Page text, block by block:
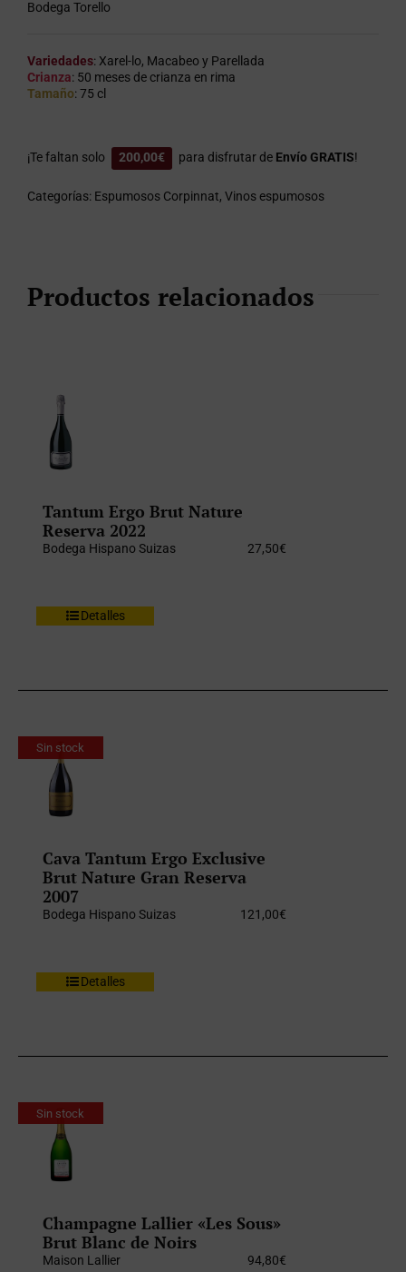
Bodega Torello
Variedades: Xarel-lo, Macabeo y Parellada
Crianza: 50 meses de crianza en rima
Tamaño: 75 cl
¡Te faltan solo 200,00€ para disfrutar de Envío GRATIS!
Categorías: Espumosos Corpinnat, Vinos espumosos
Productos relacionados
Tantum Ergo Brut Nature
Reserva 2022
Bodega Hispano Suizas 27,50€
Detalles
Sin stock
Cava Tantum Ergo Exclusive
Brut Nature Gran Reserva
2007
Bodega Hispano Suizas 121,00€
Detalles
Sin stock
Champagne Lallier «Les Sous»
Brut Blanc de Noirs
Maison Lallier 94,80€